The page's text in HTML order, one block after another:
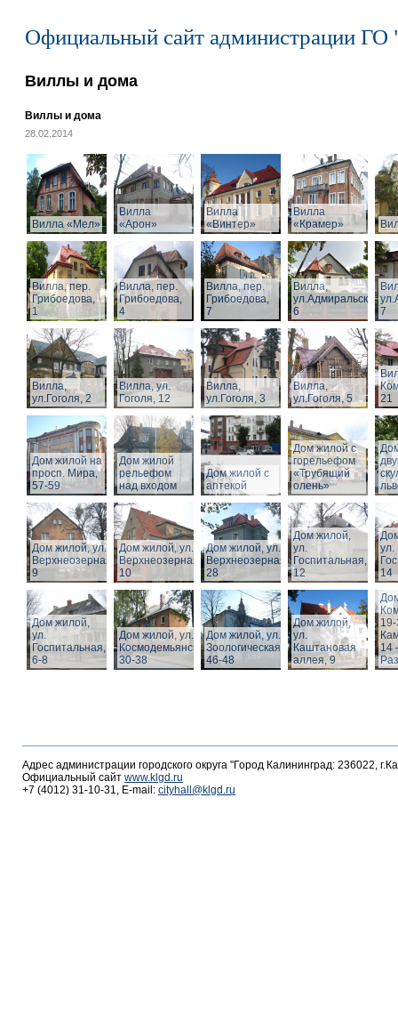
Официальный сайт администрации ГО
Виллы и дома
Виллы и дома
28.02.2014
Вилла «Мел»
Вилла
«Арон»
Вилла
«Винтер»
Вилла
«Крамер»
Вилла, пер.
Грибоедова,
1
Вилла, пер.
Грибоедова,
4
Вилла, пер.
Грибоедова,
7
Вилла,
ул.Адмиральская,
6
7
Вилла,
ул.Гоголя, 2
Вилла, ул.
Гоголя, 12
Вилла,
ул.Гоголя, 3
Вилла,
ул.Гоголя, 5
21
Дом жилой на
просп. Мира,
57-59
Дом жилой
рельефом
над входом
Дом жилой с
аптекой
Дом жилой с
горельефом
«Трубящий
олень»
Дом жилой, ул.
Верхнеозерная,
9
Дом жилой, ул.
Верхнеозерная,
10
Дом жилой, ул.
Верхнеозерная,
28
Дом жилой,
ул.
Госпитальная,
12
ул.
14
Дом жилой,
ул.
Госпитальная,
6-8
Дом жилой, ул. З.
Космодемьянской
30-38
Дом жилой, ул.
Зоологическая,
46-48
Дом жилой,
ул.
Каштановая
аллея, 9
14
Адрес администрации городского округа "Город Калининград: 236022,
Официальный сайт www.klgd.ru
+7 (4012) 31-10-31, E-mail: cityhall@klgd.ru